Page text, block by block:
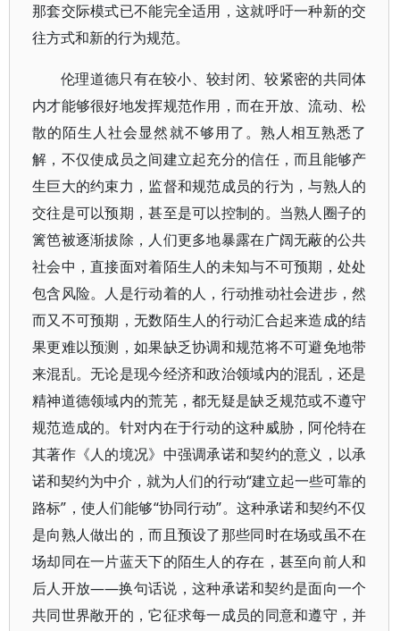
那套交际模式已不能完全适用，这就呼吁一种新的交
往方式和新的行为规范。
伦理道德只有在较小、较封闭、较紧密的共同体
内才能够很好地发挥规范作用，而在开放、流动、松
散的陌生人社会显然就不够用了。熟人相互熟悉了
解，不仅使成员之间建立起充分的信任，而且能够产
生巨大的约束力，监督和规范成员的行为，与熟人的
交往是可以预期，甚至是可以控制的。当熟人圈子的
篱笆被逐渐拔除，人们更多地暴露在广阔无蔽的公共
社会中，直接面对着陌生人的未知与不可预期，处处
包含风险。人是行动着的人，行动推动社会进步，然
而又不可预期，无数陌生人的行动汇合起来造成的结
果更难以预测，如果缺乏协调和规范将不可避免地带
来混乱。无论是现今经济和政治领域内的混乱，还是
精神道德领域内的荒芜，都无疑是缺乏规范或不遵守
规范造成的。针对内在于行动的这种威胁，阿伦特在
其著作《人的境况》中强调承诺和契约的意义，以承
诺和契约为中介，就为人们的行动“建立起一些可靠的
路标”，使人们能够“协同行动”。这种承诺和契约不仅
是向熟人做出的，而且预设了那些同时在场或虽不在
场却同在一片蓝天下的陌生人的存在，甚至向前人和
后人开放——换句话说，这种承诺和契约是面向一个
共同世界敞开的，它征求每一成员的同意和遵守，并